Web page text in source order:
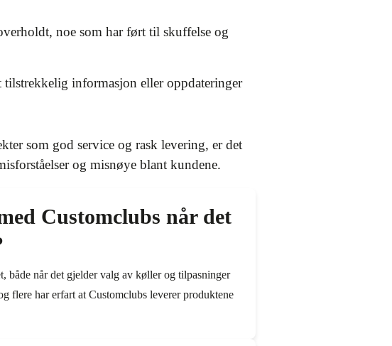
noe som har ført til skuffelse og
informasjon eller oppdateringer
som god service og rask levering, er det
og misnøye blant kundene.
Customclubs når det
både når det gjelder valg av køller og tilpasninger
flere har erfart at Customclubs leverer produktene